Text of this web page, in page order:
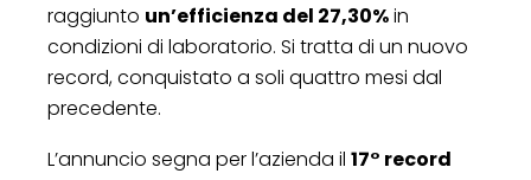
raggiunto un’efficienza del 27,30%in
condizioni di laboratorio. Si tratta di un nuovo
record, conquistato a soli quattro mesi dal
precedente.
L’annuncio segna per l’azienda il 17° record